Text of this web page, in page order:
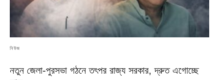
নিউজ
নতুন জেলা-পুরসভা গঠনে তৎপর রাজ্য সরকার, দ্রুত এগোচ্ছে